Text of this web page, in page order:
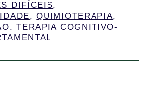
DIFÍCEIS,
,QUIMIOTERAPIA,
,TERAPIA COGNITIVO-